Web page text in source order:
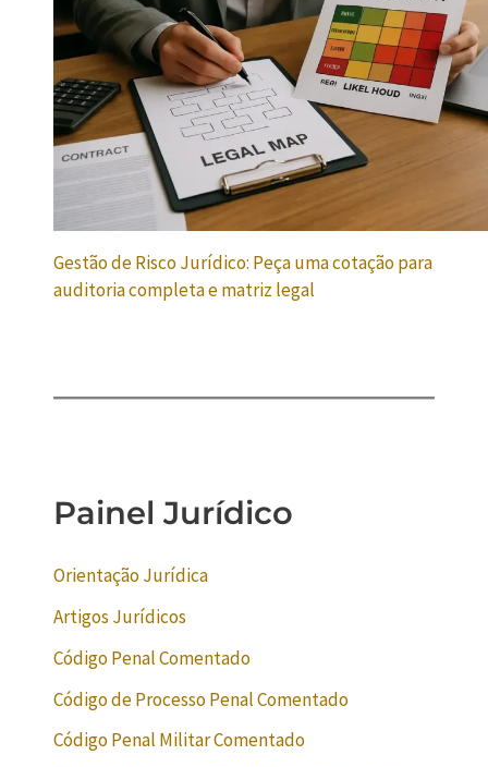
Gestão de Risco Jurídico: Peça uma cotação para
auditoria completa e matriz legal
Painel Jurídico
Orientação Jurídica
Artigos Jurídicos
Código Penal Comentado
Código de Processo Penal Comentado
Código Penal Militar Comentado